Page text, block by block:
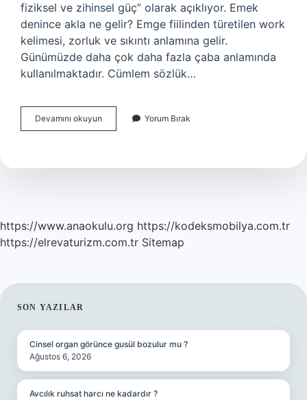
fiziksel ve zihinsel güç” olarak açıklıyor. Emek
denince akla ne gelir? Emge fiilinden türetilen work
kelimesi, zorluk ve sıkıntı anlamına gelir.
Günümüzde daha çok daha fazla çaba anlamında
kullanılmaktadır. Cümlem sözlük…
Devamını okuyun
Sözlük
Demek
Yorum Bırak
https://www.anaokulu.org https://kodeksmobilya.com.tr
https://elrevaturizm.com.tr Sitemap
SIDEBAR
SON YAZILAR
Cinsel organ görünce gusül bozulur mu ?
Ağustos 6, 2026
Avcılık ruhsat harcı ne kadardır ?